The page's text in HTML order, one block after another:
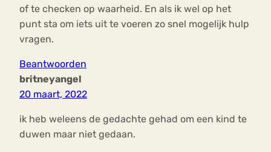
of te checken op waarheid. En als ik wel op het
punt sta om iets uit te voeren zo snel mogelijk hulp
vragen.
Beantwoorden
britneyangel
20 maart, 2022
ik heb weleens de gedachte gehad om een kind te
duwen maar niet gedaan.